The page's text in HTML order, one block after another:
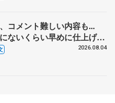
コメント難しい内容も...
にないくらい早めに仕上げら
【アジアンオープントロ
2026.08.04